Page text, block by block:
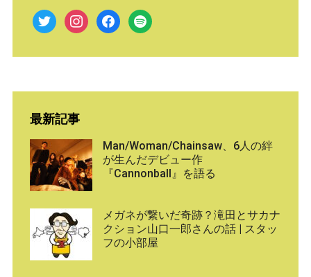
twitter instagramfacebook
spotify
最新記事
Man/Woman/Chainsaw、6人の絆
が生んだデビュー作
『Cannonball』を語る
メガネが繋いだ奇跡？滝田とサカナ
クション山口一郎さんの話 | スタッ
フの小部屋